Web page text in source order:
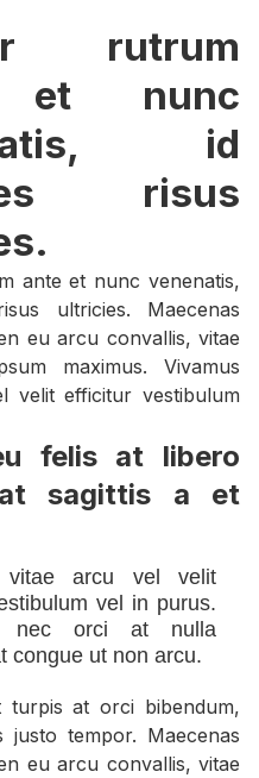
rutrum
et nunc
id
risus
ante et nunc venenatis,
ultricies. Maecenas
eu arcu convallis, vitae
maximus. Vivamus
velit efficitur vestibulum
felis at libero
sagittis a et
vitae arcu vel velit
vel in purus.
nec orci at nulla
congue ut non arcu.
turpis at orci bibendum,
justo tempor. Maecenas
eu arcu convallis, vitae